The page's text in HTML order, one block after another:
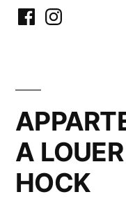
FacebookInstagram
A
HOCK